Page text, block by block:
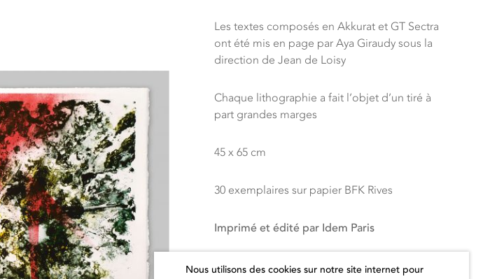
Les textes composés en Akkurat et GT Sectra
ont été mis en page par Aya Giraudy sous la
direction de Jean de Loisy
Chaque lithographie a fait l’objet d’un tiré à
part grandes marges
45 x 65 cm
30 exemplaires sur papier BFK Rives
Imprimé et édité par Idem Paris
Prix hors taxes
Nous utilisons des cookies sur notre site internet pour